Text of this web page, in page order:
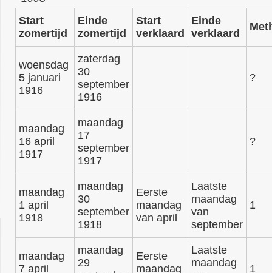
Start
zomertijd
Einde
zomertijd
Start
verklaard
Einde
verklaard
woensdag
5 januari
1916
zaterdag
30
september
1916
?
maandag
16 april
1917
maandag
17
september
1917
?
maandag
1 april
1918
maandag
30
september
1918
Eerste
maandag
van april
Laatste
maandag
van
september
1
maandag
7 april
maandag
29
Eerste
maandag
Laatste
maandag
1